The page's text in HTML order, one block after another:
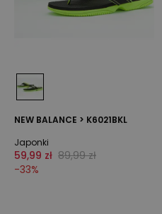
NEW BALANCE > K6021BKL
Japonki
59,99 zł 89,99 zł
-33%